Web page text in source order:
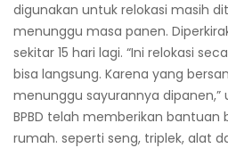
digunakan untuk relokasi masih
menunggu masa panen.
sekitar 15 hari lagi. “Ini relokasi
bisa langsung. Karena yang
menunggu sayurannya dipanen,”
BPBD telah memberikan
rumah. seperti seng, triplek, alat